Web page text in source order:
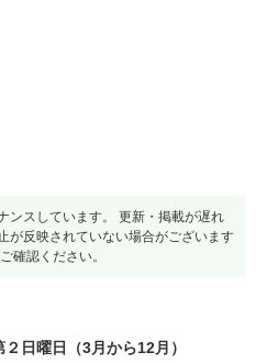
ンスしています。 更新・掲載が遅れ
が反映されていない場合がございます
確認ください。
日曜日（3月から12月）